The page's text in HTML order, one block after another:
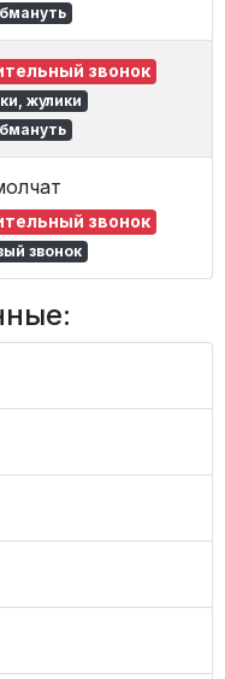
звонок
жулики
звонок
звонок